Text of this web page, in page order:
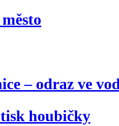
– odraz ve
houbičky